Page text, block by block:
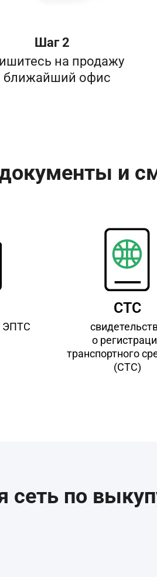
Шаг 2
на продажу
ближайший офис
и
ЭПТС
СТС
о
транспортного
(СТС)
сеть по